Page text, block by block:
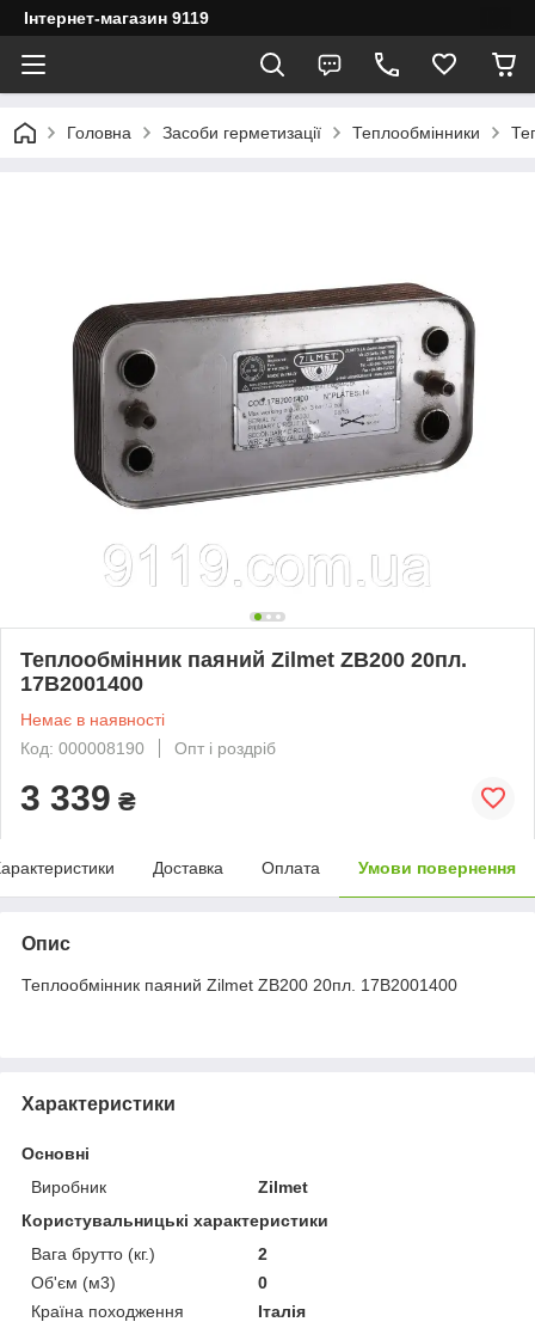
Інтернет-магазин 9119
Головна Засоби герметизації Теплообмінники
Теплообмінник паяний Zilmet ZB200 20пл.
17B2001400
Немає в наявності
Код: 000008190
Опт і роздріб
3 339 ₴
Доставка Оплата Умови повернення
Опис
Теплообмінник паяний Zilmet ZB200 20пл. 17B2001400
Характеристики
Основні
Виробник
Zilmet
Користувальницькі характеристики
Вага брутто (кг.)
2
Об'єм (м3)
0
Країна походження
Італія